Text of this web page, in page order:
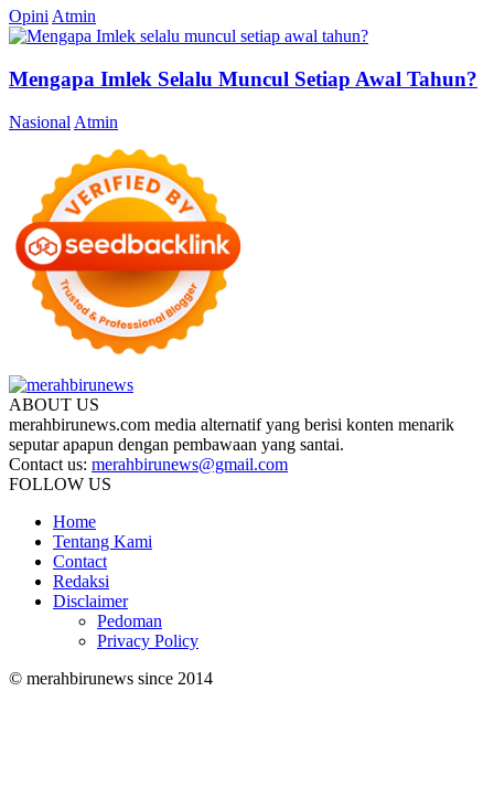
Opini Atmin
Mengapa Imlek Selalu Muncul Setiap Awal Tahun?
Nasional Atmin
ABOUT US
merahbirunews.com media alternatif yang berisi konten menarik
seputar apapun dengan pembawaan yang santai.
Contact us: merahbirunews@gmail.com
FOLLOW US
Home
Tentang Kami
Contact
Redaksi
Disclaimer
Pedoman
Privacy Policy
© merahbirunews since 2014